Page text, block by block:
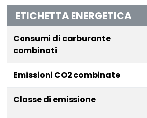
ETICHETTA ENERGETICA
Consumi di carburante
combinati
Emissioni CO2 combinate
Classe di emissione